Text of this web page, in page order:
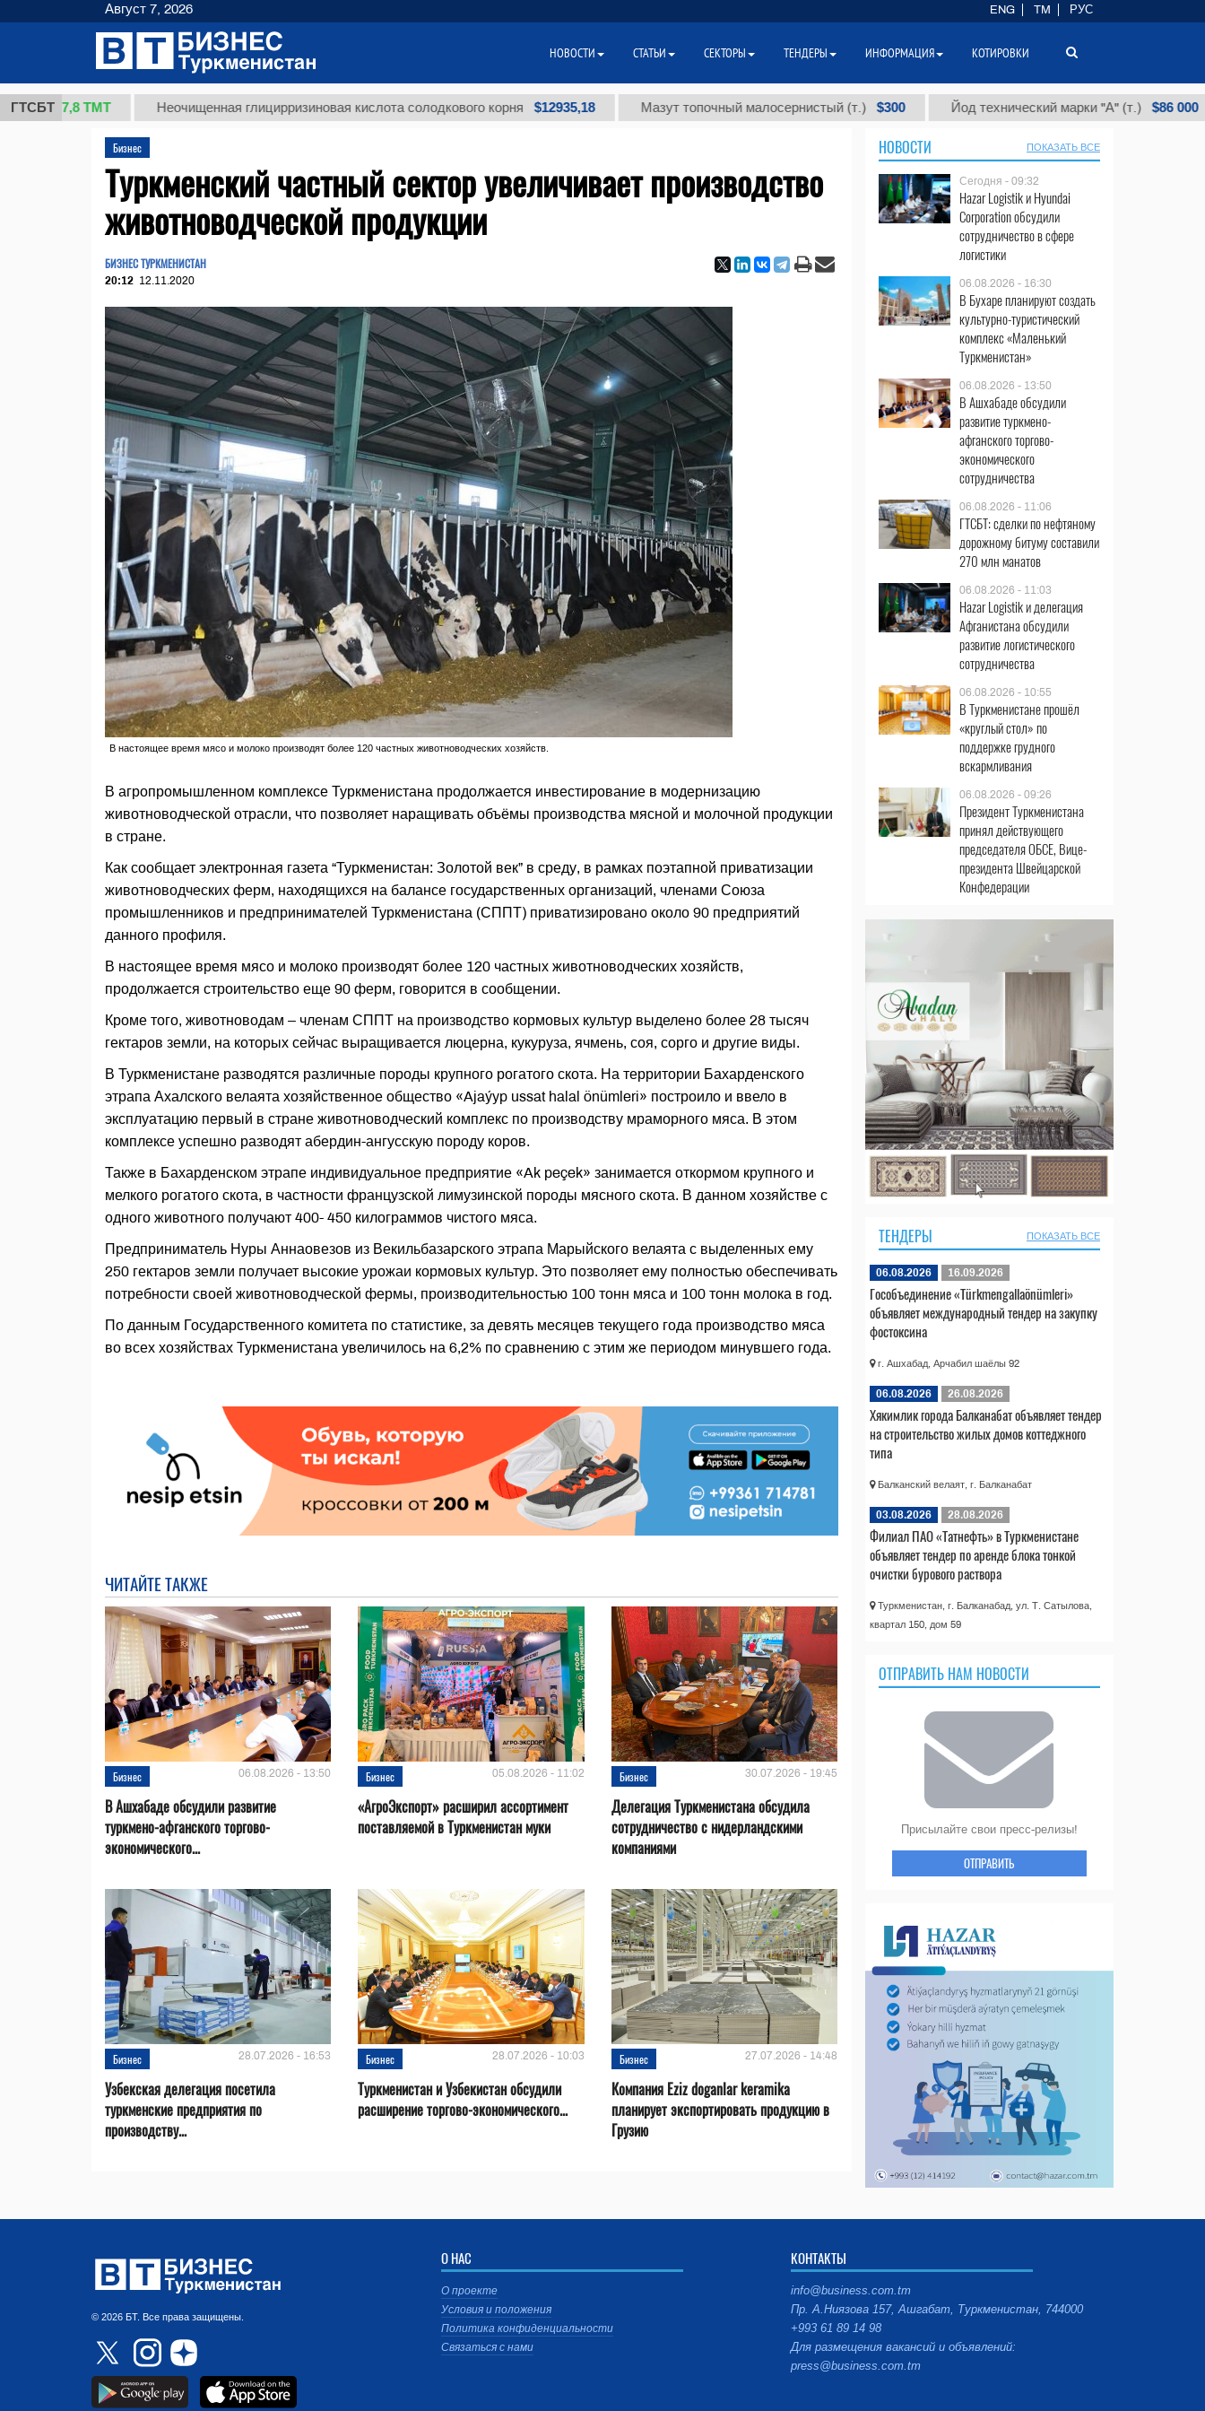
ГТСБТ
37,8 ТМТ Неочищенная глицирризиновая кислота солодкового корня $12935,18 Мазут топочный малосернистый (т.) $300 Йод технический марки "А" (т.) $86 000
Бизнес
Туркменский частный сектор увеличивает производство
животноводческой продукции
БИЗНЕС ТУРКМЕНИСТАН
20:12 12.11.2020
В настоящее время мясо и молоко производят более 120 частных животноводческих хозяйств.
В агропромышленном комплексе Туркменистана продолжается инвестирование в модернизацию
животноводческой отрасли, что позволяет наращивать объёмы производства мясной и молочной продукции
в стране.
Как сообщает электронная газета “Туркменистан: Золотой век” в среду, в рамках поэтапной приватизации
животноводческих ферм, находящихся на балансе государственных организаций, членами Союза
промышленников и предпринимателей Туркменистана (СППТ) приватизировано около 90 предприятий
данного профиля.
В настоящее время мясо и молоко производят более 120 частных животноводческих хозяйств,
продолжается строительство еще 90 ферм, говорится в сообщении.
Кроме того, животноводам – членам СППТ на производство кормовых культур выделено более 28 тысяч
гектаров земли, на которых сейчас выращивается люцерна, кукуруза, ячмень, соя, сорго и другие виды.
В Туркменистане разводятся различные породы крупного рогатого скота. На территории Бахарденского
этрапа Ахалского велаята хозяйственное общество «Ajaýyp ussat halal önümleri» построило и ввело в
эксплуатацию первый в стране животноводческий комплекс по производству мраморного мяса. В этом
комплексе успешно разводят абердин-ангусскую породу коров.
Также в Бахарденском этрапе индивидуальное предприятие «Ak peçek» занимается откормом крупного и
мелкого рогатого скота, в частности французской лимузинской породы мясного скота. В данном хозяйстве с
одного животного получают 400- 450 килограммов чистого мяса.
Предприниматель Нуры Аннаовезов из Векильбазарского этрапа Марыйского велаята с выделенных ему
250 гектаров земли получает высокие урожаи кормовых культур. Это позволяет ему полностью обеспечивать
потребности своей животноводческой фермы, производительностью 100 тонн мяса и 100 тонн молока в год.
По данным Государственного комитета по статистике, за девять месяцев текущего года производство мяса
во всех хозяйствах Туркменистана увеличилось на 6,2% по сравнению с этим же периодом минувшего года.
ЧИТАЙТЕ ТАКЖЕ
Бизнес 06.08.2026 - 13:50
В Ашхабаде обсудили развитие
туркмено-афганского торгово-
экономического...
Бизнес 05.08.2026 - 11:02
«АгроЭкспорт» расширил ассортимент
поставляемой в Туркменистан муки
Бизнес 30.07.2026 - 19:45
Делегация Туркменистана обсудила
сотрудничество с нидерландскими
компаниями
Бизнес 28.07.2026 - 16:53
Узбекская делегация посетила
туркменские предприятия по
производству...
Бизнес 28.07.2026 - 10:03
Туркменистан и Узбекистан обсудили
расширение торгово-экономического...
Бизнес 27.07.2026 - 14:48
Компания Eziz doganlar keramika
планирует экспортировать продукцию в
Грузию
НОВОСТИ ПОКАЗАТЬ ВСЕ
Сегодня - 09:32
Hazar Logistik и Hyundai
Corporation обсудили
сотрудничество в сфере
логистики
06.08.2026 - 16:30
В Бухаре планируют создать
культурно-туристический
комплекс «Маленький
Туркменистан»
06.08.2026 - 13:50
В Ашхабаде обсудили
развитие туркмено-
афганского торгово-
экономического
сотрудничества
06.08.2026 - 11:06
ГТСБТ: сделки по нефтяному
дорожному битуму составили
270 млн манатов
06.08.2026 - 11:03
Hazar Logistik и делегация
Афганистана обсудили
развитие логистического
сотрудничества
06.08.2026 - 10:55
В Туркменистане прошёл
«круглый стол» по
поддержке грудного
вскармливания
06.08.2026 - 09:26
Президент Туркменистана
принял действующего
председателя ОБСЕ, Вице-
президента Швейцарской
Конфедерации
ТЕНДЕРЫ ПОКАЗАТЬ ВСЕ
06.08.2026 16.09.2026
Гособъединение «Türkmengallaönümleri»
объявляет международный тендер на закупку
фостоксина
г. Ашхабад, Арчабил шаёлы 92
06.08.2026 26.08.2026
Хякимлик города Балканабат объявляет тендер
на строительство жилых домов коттеджного
типа
Балканский велаят, г. Балканабат
03.08.2026 28.08.2026
Филиал ПАО «Татнефть» в Туркменистане
объявляет тендер по аренде блока тонкой
очистки бурового раствора
Туркменистан, г. Балканабад, ул. Т. Сатылова,
квартал 150, дом 59
ОТПРАВИТЬ НАМ НОВОСТИ
Присылайте свои пресс-релизы!
ОТПРАВИТЬ
© 2026 БТ. Все права защищены.
О НАС
О проекте
Условия и положения
Политика конфиденциальности
Связаться с нами
КОНТАКТЫ
info@business.com.tm
Пр. А.Ниязова 157, Ашгабат, Туркменистан, 744000
+993 61 89 14 98
Для размещения вакансий и объявлений:
press@business.com.tm
Август 7, 2026 ENG TM РУС
НОВОСТИ СТАТЬИ СЕКТОРЫ ТЕНДЕРЫ ИНФОРМАЦИЯ КОТИРОВКИ